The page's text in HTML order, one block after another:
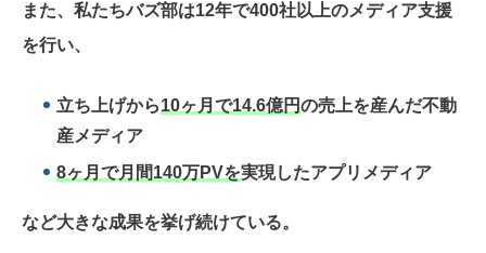
また、私たちバズ部は12年で400社以上のメディア支援
を行い、
立ち上げから10ヶ月で14.6億円の売上を産んだ不動
産メディア
8ヶ月で月間140万PVを実現したアプリメディア
など大きな成果を挙げ続けている。